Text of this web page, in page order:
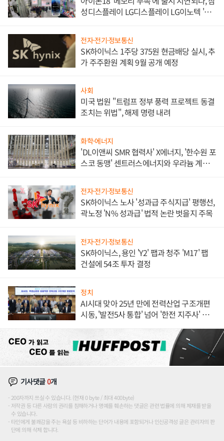
성디스플레이 LG디스플레이 LG이노텍 '탈
전자·전기·정보통신
SK하이닉스 1주당 375원 현금배당 실시, 추
가 주주환원 계획 9월 공개 예정
사회
미국 법원 "트럼프 정부 풍력 프로젝트 동결
조치는 위법", 해제 명령 내려
화학·에너지
'DL이앤씨 SMR 협력사' X에너지, '한수원 포
스코 동맹' 센트러스에너지와 우라늄 계약
전자·전기·정보통신
SK하이닉스 노사 '성과급 주식지급' 평행선,
곽노정 'N% 성과급' 법적 논란 벗을지 주목
전자·전기·정보통신
SK하이닉스, 용인 'Y2' 팹과 청주 'M17' 팹
건설에 54조 투자 결정
정치
AI시대 맞아 25년 만에 전력산업 구조개편
시동, '발전5사 통합' 넘어 '한전 지주사' 재편
기사댓글0개
200자까지 쓰실 수 있습니다. (현재 0 byte / 최대 400byte)
저작권 등 다른 사람의 권리를 침해하거나 명예를 훼손하는 댓글은 관련 법률에 의해 제재를 받을
수 있습니다.
타인에게 불쾌감을 주는 욕설 등 비하하는 단어가 내용에 포함되거나 인신공격성 글은 관리자의 판
단에 의해 삭제 합니다.